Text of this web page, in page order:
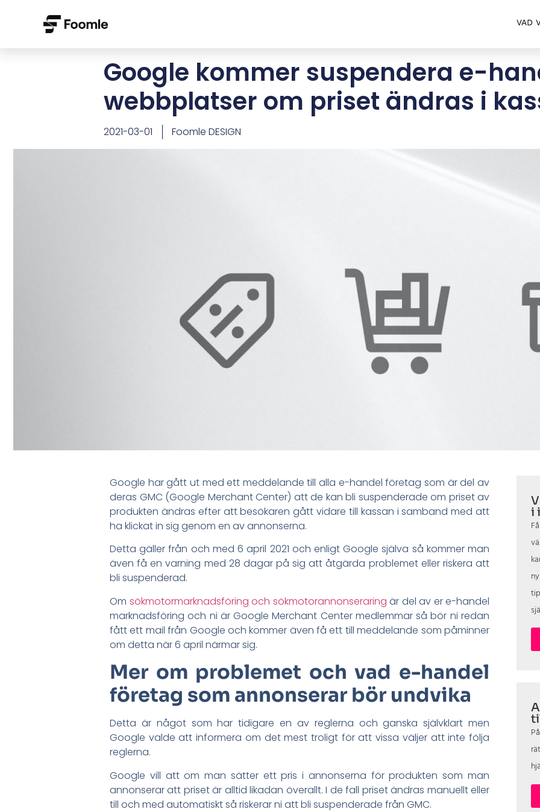
VAD
Google kommer suspendera e-
webbplatser om priset ändras i
2021-03-01 Foomle DESIGN
Google har gått ut med ett meddelande till alla e-handel företag som är del av
deras GMC (Google Merchant Center) att de kan bli suspenderade om priset av
produkten ändras efter att besökaren gått vidare till kassan i samband med att
ha klickat in sig genom en av annonserna.
Detta gäller från och med 6 april 2021 och enligt Google själva så kommer man
även få en varning med 28 dagar på sig att åtgärda problemet eller riskera att
bli suspenderad.
Om sökmotormarknadsföring och sökmotorannonseraring är del av er e-handel
marknadsföring och ni är Google Merchant Center medlemmar så bör ni redan
fått ett mail från Google och kommer även få ett till meddelande som påminner
om detta när 6 april närmar sig.
Mer om problemet och vad e-handel
företag som annonserar bör undvika
Detta är något som har tidigare en av reglerna och ganska självklart men
Google valde att informera om det mest troligt för att vissa väljer att inte följa
reglerna.
Google vill att om man sätter ett pris i annonserna för produkten som man
annonserar att priset är alltid likadan överallt. I de fall priset ändras manuellt eller
till och med automatiskt så riskerar ni att bli suspenderade från GMC.
i